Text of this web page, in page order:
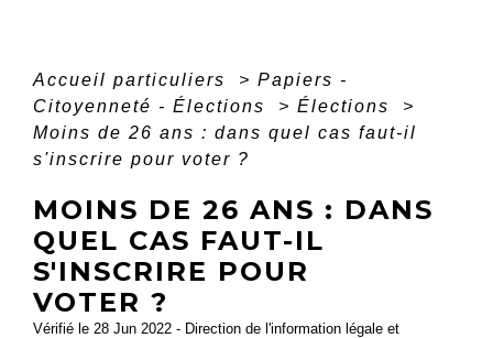
Accueil particuliers > Papiers -
Citoyenneté - Élections
> Élections
>
Moins de 26 ans : dans quel cas faut-il
s'inscrire pour voter ?
MOINS DE 26 ANS : DANS
QUEL CAS FAUT-IL
S'INSCRIRE POUR
VOTER ?
Vérifié le 28 Jun 2022 - Direction de l'information légale et